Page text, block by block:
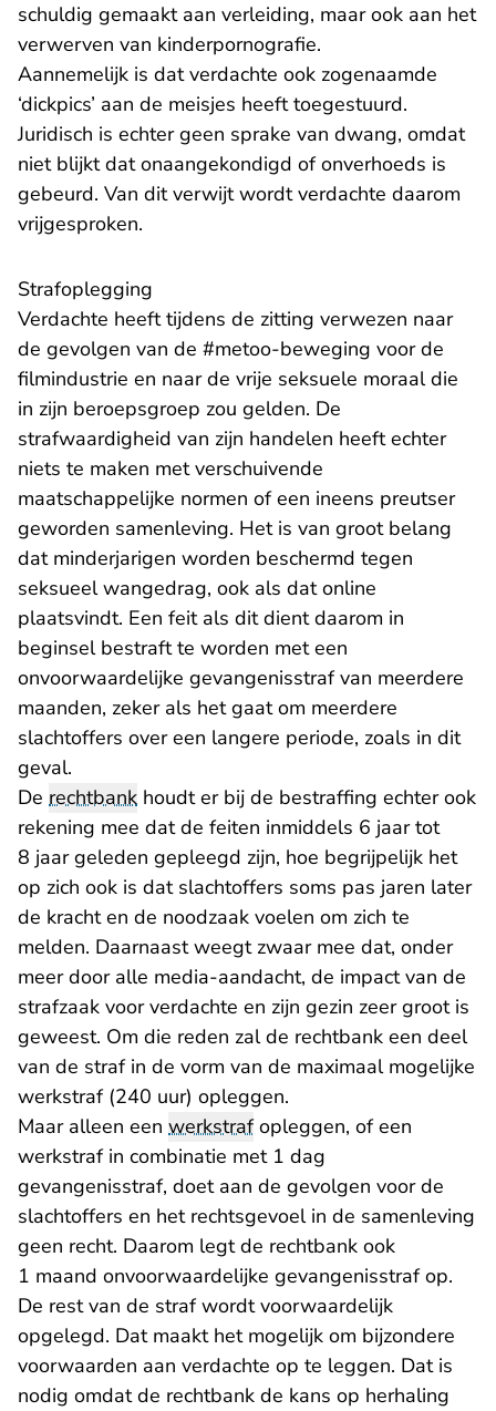
schuldig gemaakt aan verleiding, maar ook aan het
verwerven van kinderpornografie.
Aannemelijk is dat verdachte ook zogenaamde
‘dickpics’ aan de meisjes heeft toegestuurd.
Juridisch is echter geen sprake van dwang, omdat
niet blijkt dat onaangekondigd of onverhoeds is
gebeurd. Van dit verwijt wordt verdachte daarom
vrijgesproken.
Strafoplegging
Verdachte heeft tijdens de zitting verwezen naar
de gevolgen van de #metoo-beweging voor de
filmindustrie en naar de vrije seksuele moraal die
in zijn beroepsgroep zou gelden. De
strafwaardigheid van zijn handelen heeft echter
niets te maken met verschuivende
maatschappelijke normen of een ineens preutser
geworden samenleving. Het is van groot belang
dat minderjarigen worden beschermd tegen
seksueel wangedrag, ook als dat online
plaatsvindt. Een feit als dit dient daarom in
beginsel bestraft te worden met een
onvoorwaardelijke gevangenisstraf van meerdere
maanden, zeker als het gaat om meerdere
slachtoffers over een langere periode, zoals in dit
geval.
De rechtbank houdt er bij de bestraffing echter ook
rekening mee dat de feiten inmiddels 6 jaar tot
8 jaar geleden gepleegd zijn, hoe begrijpelijk het
op zich ook is dat slachtoffers soms pas jaren later
de kracht en de noodzaak voelen om zich te
melden. Daarnaast weegt zwaar mee dat, onder
meer door alle media-aandacht, de impact van de
strafzaak voor verdachte en zijn gezin zeer groot is
geweest. Om die reden zal de rechtbank een deel
van de straf in de vorm van de maximaal mogelijke
werkstraf (240 uur) opleggen.
Maar alleen een werkstrafopleggen, of een
werkstraf in combinatie met 1 dag
gevangenisstraf, doet aan de gevolgen voor de
slachtoffers en het rechtsgevoel in de samenleving
geen recht. Daarom legt de rechtbank ook
1 maand onvoorwaardelijke gevangenisstraf op.
De rest van de straf wordt voorwaardelijk
opgelegd. Dat maakt het mogelijk om bijzondere
voorwaarden aan verdachte op te leggen. Dat is
nodig omdat de rechtbank de kans op herhaling